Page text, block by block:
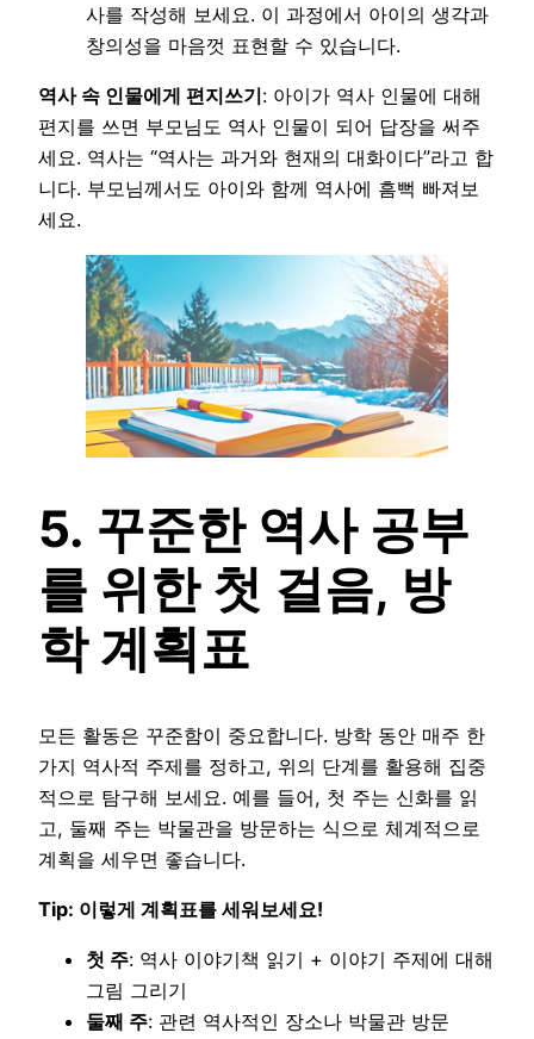
사를 작성해 보세요. 이 과정에서 아이의 생각과
창의성을 마음껏 표현할 수 있습니다.
역사 속 인물에게 편지쓰기: 아이가 역사 인물에 대해
편지를 쓰면 부모님도 역사 인물이 되어 답장을 써주
세요. 역사는 “역사는 과거와 현재의 대화이다”라고 합
니다. 부모님께서도 아이와 함께 역사에 흠뻑 빠져보
세요.
5. 꾸준한 역사 공부
를 위한 첫 걸음, 방
학 계획표
모든 활동은 꾸준함이 중요합니다. 방학 동안 매주 한
가지 역사적 주제를 정하고, 위의 단계를 활용해 집중
적으로 탐구해 보세요. 예를 들어, 첫 주는 신화를 읽
고, 둘째 주는 박물관을 방문하는 식으로 체계적으로
계획을 세우면 좋습니다.
Tip: 이렇게 계획표를 세워보세요!
첫 주: 역사 이야기책 읽기 + 이야기 주제에 대해
그림 그리기
둘째 주: 관련 역사적인 장소나 박물관 방문